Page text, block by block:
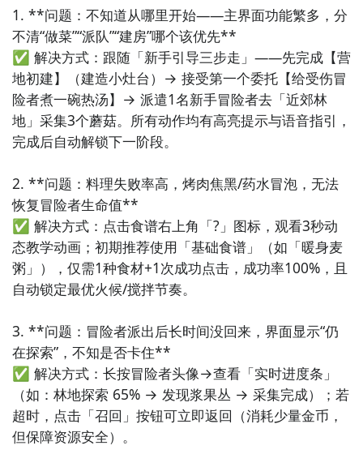
1. **问题：不知道从哪里开始——主界面功能繁多，分
不清“做菜”“派队”“建房”哪个该优先**
✅ 解决方式：跟随「新手引导三步走」——先完成【营
地初建】（建造小灶台）→ 接受第一个委托【给受伤冒
险者煮一碗热汤】→ 派遣1名新手冒险者去「近郊林
地」采集3个蘑菇。所有动作均有高亮提示与语音指引，
完成后自动解锁下一阶段。
2. **问题：料理失败率高，烤肉焦黑/药水冒泡，无法
恢复冒险者生命值**
✅ 解决方式：点击食谱右上角「?」图标，观看3秒动
态教学动画；初期推荐使用「基础食谱」（如「暖身麦
粥」），仅需1种食材+1次成功点击，成功率100%，且
自动锁定最优火候/搅拌节奏。
3. **问题：冒险者派出后长时间没回来，界面显示“仍
在探索”，不知是否卡住**
✅ 解决方式：长按冒险者头像→查看「实时进度条」
（如：林地探索 65% → 发现浆果丛 → 采集完成）；若
超时，点击「召回」按钮可立即返回（消耗少量金币，
但保障资源安全）。